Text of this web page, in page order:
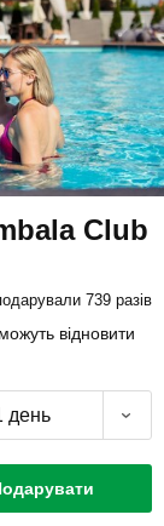
Club
739 разів
відновити
день